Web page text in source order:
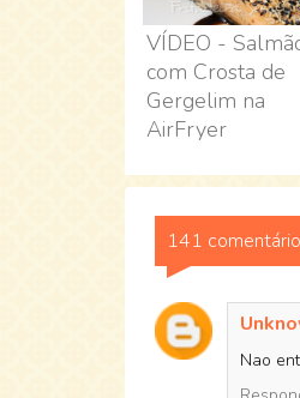
VÍDEO -
com Crosta de
Gergelim na
AirFryer
141
Nao